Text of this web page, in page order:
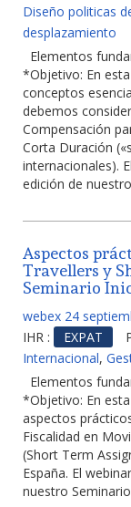
Diseño politicas
desplazamiento
Elementos
*Objetivo: En
conceptos
debemos
Compensación
Corta Duración
internacionales).
edición de
Aspectos
Travellers y
Seminario
webex 24
IHR :
EXPAT
Internacional,
Elementos
*Objetivo: En
aspectos
Fiscalidad en
(Short Term
España. El
nuestro